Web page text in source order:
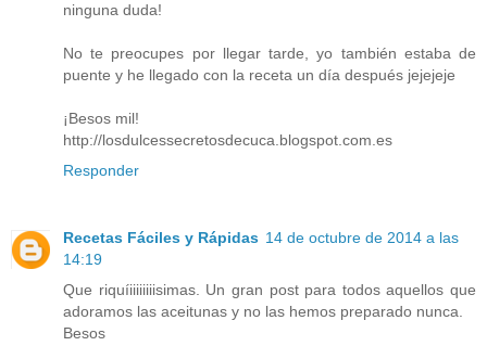
ninguna duda!
No te preocupes por llegar tarde, yo también estaba de
puente y he llegado con la receta un día después jejejeje
¡Besos mil!
http://losdulcessecretosdecuca.blogspot.com.es
Responder
Recetas Fáciles y Rápidas 14 de octubre de 2014 a las
14:19
Que riquíiiiiiiiisimas. Un gran post para todos aquellos que
adoramos las aceitunas y no las hemos preparado nunca.
Besos